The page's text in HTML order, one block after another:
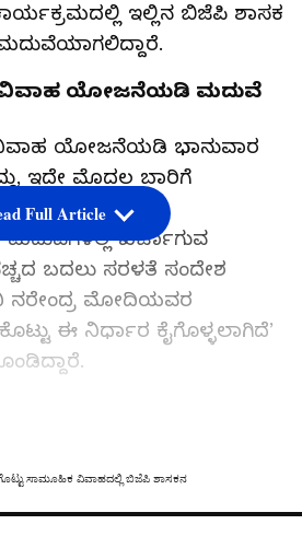
ಇಲ್ಲಿನ ಬಿಜೆಪಿ ಶಾಸಕ
ವಿವಾಹ ಯೋಜನೆಯಡಿ ಮದುವೆ
ವಿವಾಹ ಯೋಜನೆಯಡಿ ಭಾನುವಾರ
ಇದೇ ಮೊದಲ ಬಾರಿಗೆ
23 ಜೋಡಿಗಳ ಜತೆ
ಖರ್ಚಾಗುವ
ಬದಲು ಸರಳತೆ ಸಂದೇಶ
ನರೇಂದ್ರ ಮೋದಿಯವರ
ಈ ನಿರ್ಧಾರ ಕೈಗೊಳ್ಳಲಾಗಿದೆ’
Full Article